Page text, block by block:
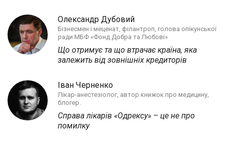
Олександр Дубовий
Бізнесмен і меценат, філантроп, голова опікунської
ради МБФ «Фонд Добра та Любові»
Що отримує та що втрачає країна, яка
залежить від зовнішніх кредиторів
Іван Черненко
Лікар-анестезіолог, автор книжок про медицину,
блогер.
Справа лікарів «Одрексу» – це не про
помилку